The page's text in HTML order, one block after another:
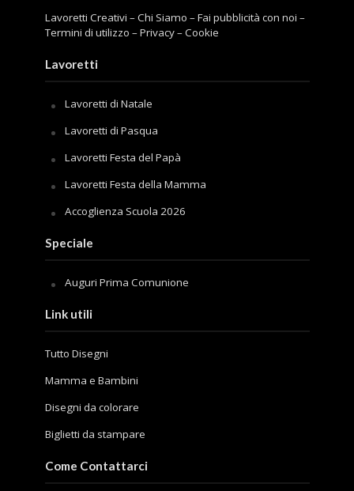
Lavoretti Creativi –Chi Siamo –Fai pubblicità con noi –
Termini di utilizzo –Privacy–Cookie
Lavoretti
Lavoretti di Natale
Lavoretti di Pasqua
Lavoretti Festa del Papà
Lavoretti Festa della Mamma
Accoglienza Scuola 2026
Speciale
Auguri Prima Comunione
Link utili
Tutto Disegni
Mamma e Bambini
Disegni da colorare
Biglietti da stampare
Come Contattarci